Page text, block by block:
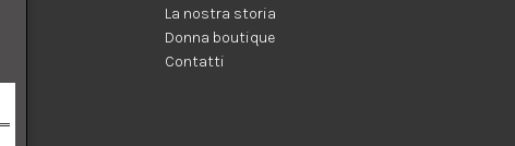
La nostra storia
Donna boutique
Contatti